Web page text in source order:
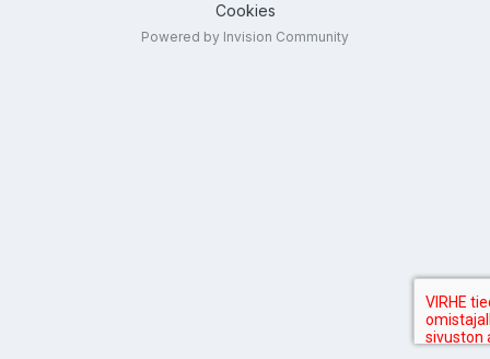
Cookies
Powered by Invision Community